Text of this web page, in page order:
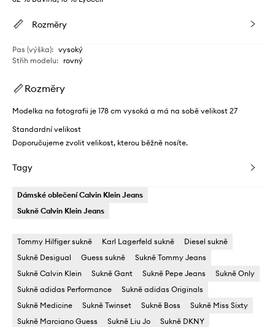
Rozměry
Pas (výška): vysoký
Střih modelu: rovný
Rozměry
Modelka na fotografii je 178 cm vysoká a má na sobě velikost 27
Standardní velikost
Doporučujeme zvolit velikost, kterou běžně nosíte.
Tagy
Dámské oblečení Calvin Klein Jeans
Sukně Calvin Klein Jeans
Tommy Hilfiger sukně Karl Lagerfeld sukně
Diesel sukně
Sukně Desigual
Guess sukně
Sukně Tommy Jeans
Sukně Calvin Klein
Sukně Gant Sukně Pepe Jeans
Sukně Only
Sukně adidas Performance
Sukně adidas Originals
Sukně Medicine
Sukně Twinset Sukně Boss
Sukně Miss Sixty
Sukně Marciano Guess
Sukně Liu Jo
Sukně DKNY